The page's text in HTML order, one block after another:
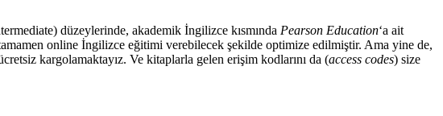
düzeylerinde, akademik İngilizce kısmında Pearson Education‘a ait
online İngilizce eğitimi verebilecek şekilde optimize edilmiştir. Ama yine de,
kargolamaktayız. Ve kitaplarla gelen erişim kodlarını da (access codes) size